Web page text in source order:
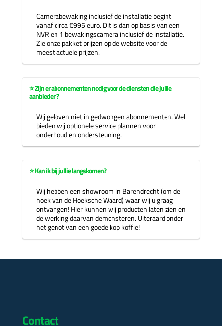
Camerabewaking inclusief de installatie begint
vanaf circa €995 euro. Dit is dan op basis van een
NVR en 1 bewakingscamera inclusief de installatie.
Zie onze pakket prijzen op de website voor de
meest actuele prijzen.
⭐ Zijn er abonnementen nodig voor de diensten die jullie
aanbieden?
Wij geloven niet in gedwongen abonnementen. Wel
bieden wij optionele service plannen voor
onderhoud en ondersteuning.
⭐ Kan ik bij jullie langskomen?
Wij hebben een showroom in Barendrecht (om de
hoek van de Hoeksche Waard) waar wij u graag
ontvangen! Hier kunnen wij producten laten zien en
de werking daarvan demonsteren. Uiteraard onder
het genot van een goede kop koffie!
Contact